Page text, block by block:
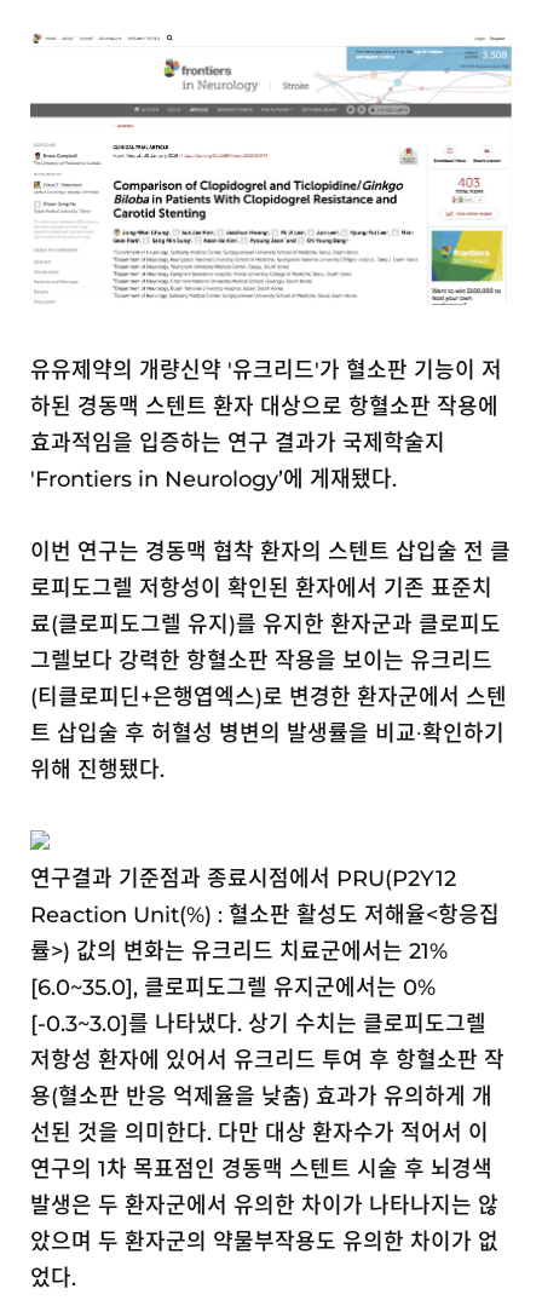
유유제약의 개량신약 '유크리드'가 혈소판 기능이 저
하된 경동맥 스텐트 환자 대상으로 항혈소판 작용에
효과적임을 입증하는 연구 결과가 국제학술지
'Frontiers in Neurology’에 게재됐다.
이번 연구는 경동맥 협착 환자의 스텐트 삽입술 전 클
로피도그렐 저항성이 확인된 환자에서 기존 표준치
료(클로피도그렐 유지)를 유지한 환자군과 클로피도
그렐보다 강력한 항혈소판 작용을 보이는 유크리드
(티클로피딘+은행엽엑스)로 변경한 환자군에서 스텐
트 삽입술 후 허혈성 병변의 발생률을 비교∙확인하기
위해 진행됐다.
연구결과 기준점과 종료시점에서 PRU(P2Y12
Reaction Unit(%) : 혈소판 활성도 저해율<항응집
률>) 값의 변화는 유크리드 치료군에서는 21%
[6.0~35.0], 클로피도그렐 유지군에서는 0%
[-0.3~3.0]를 나타냈다. 상기 수치는 클로피도그렐
저항성 환자에 있어서 유크리드 투여 후 항혈소판 작
용(혈소판 반응 억제율을 낮춤) 효과가 유의하게 개
선된 것을 의미한다. 다만 대상 환자수가 적어서 이
연구의 1차 목표점인 경동맥 스텐트 시술 후 뇌경색
발생은 두 환자군에서 유의한 차이가 나타나지는 않
았으며 두 환자군의 약물부작용도 유의한 차이가 없
었다.